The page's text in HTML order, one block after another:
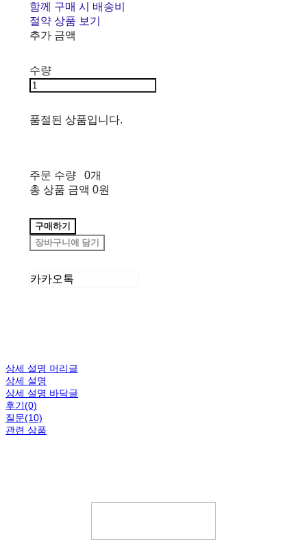
함께 구매 시 배송비
절약 상품 보기
추가 금액
수량
품절된 상품입니다.
주문 수량
0개
총 상품 금액 0원
구매하기
장바구니에 담기
카카오톡
상세 설명 머리글
상세 설명
상세 설명 바닥글
후기(0)
질문(10)
관련 상품